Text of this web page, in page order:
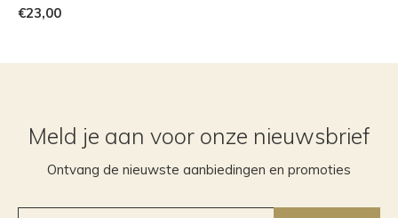
€23,00
Meld je aan voor onze nieuwsbrief
Ontvang de nieuwste aanbiedingen en promoties